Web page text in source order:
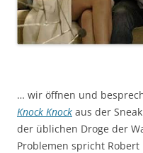
… wir öffnen und
Knock Knock aus der
der üblichen Droge der
Problemen spricht Robert